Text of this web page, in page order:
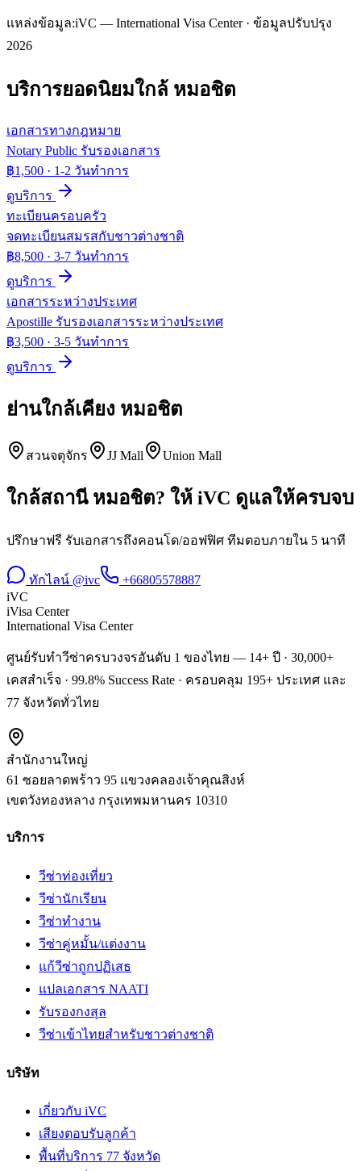
แหล่งข้อมูล:iVC — International Visa Center · ข้อมูลปรับปรุง
2026
บริการยอดนิยมใกล้ หมอชิต
เอกสารทางกฎหมาย
Notary Public รับรองเอกสาร
฿1,500 · 1-2 วันทำการ
ดูบริการ
ทะเบียนครอบครัว
จดทะเบียนสมรสกับชาวต่างชาติ
฿8,500 · 3-7 วันทำการ
ดูบริการ
เอกสารระหว่างประเทศ
Apostille รับรองเอกสารระหว่างประเทศ
฿3,500 · 3-5 วันทำการ
ดูบริการ
ย่านใกล้เคียง หมอชิต
สวนจตุจักร JJ Mall Union Mall
ใกล้สถานี หมอชิต? ให้ iVC ดูแลให้ครบจบ
ปรึกษาฟรี รับเอกสารถึงคอนโด/ออฟฟิศ ทีมตอบภายใน 5 นาที
ทักไลน์ @ivc
+66805578887
iVC
iVisa Center
International Visa Center
ศูนย์รับทำวีซ่าครบวงจรอันดับ 1 ของไทย — 14+ ปี · 30,000+
เคสสำเร็จ · 99.8% Success Rate · ครอบคลุม 195+ ประเทศ และ
77 จังหวัดทั่วไทย
สำนักงานใหญ่
61 ซอยลาดพร้าว 95 แขวงคลองเจ้าคุณสิงห์
เขตวังทองหลาง กรุงเทพมหานคร 10310
บริการ
วีซ่าท่องเที่ยว
วีซ่านักเรียน
วีซ่าทำงาน
วีซ่าคู่หมั้น/แต่งงาน
แก้วีซ่าถูกปฏิเสธ
แปลเอกสาร NAATI
รับรองกงสุล
วีซ่าเข้าไทยสำหรับชาวต่างชาติ
บริษัท
เกี่ยวกับ iVC
เสียงตอบรับลูกค้า
พื้นที่บริการ 77 จังหวัด